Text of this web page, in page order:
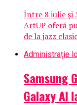
Între 8 iulie și
ArtUP oferă
de la jazz
Administrație
Samsung
Galaxy AI